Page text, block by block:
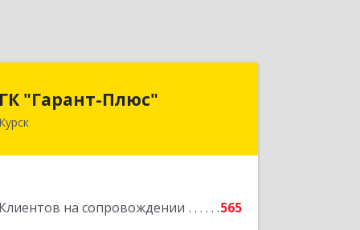
ГК "Гарант-Плюс"
Курск
Клиентов на сопровождении
565